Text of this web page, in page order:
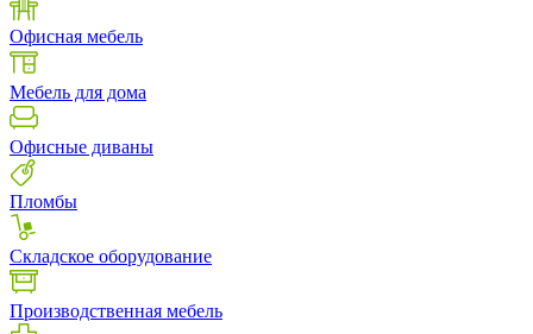
Офисная мебель
Мебель для дома
Офисные диваны
Пломбы
Складское оборудование
Производственная мебель